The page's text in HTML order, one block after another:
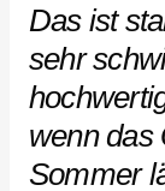
Das ist
sehr
wenn das
Sommer